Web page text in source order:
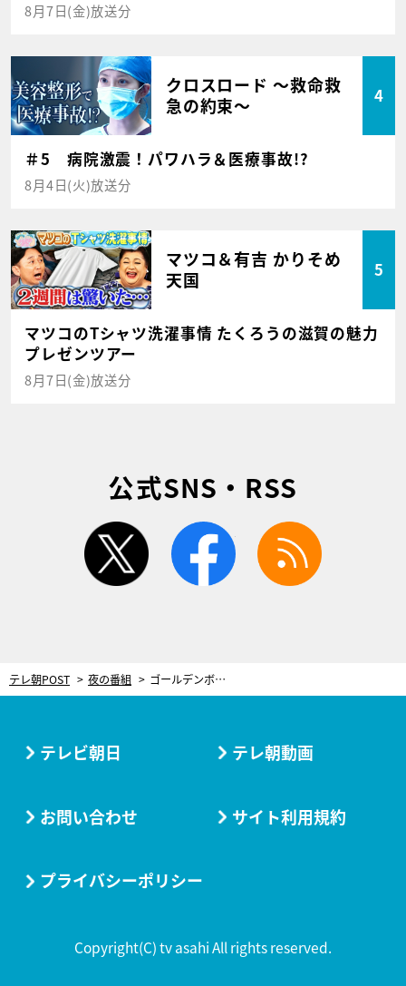
8月7日(金)放送分
クロスロード ～救命救
急の約束～
4
＃5 病院激震！パワハラ＆医療事故!?
8月4日(火)放送分
マツコ＆有吉 かりそめ
天国
5
マツコのTシャツ洗濯事情 たくろうの滋賀の魅力
プレゼンツアー
8月7日(金)放送分
公式SNS・RSS
twitter facebook
テレ朝POST 夜の番組 ゴールデンボンバー、Mステスーパーライブで初の生演奏決定！曲はもちろん『女々しくて』
テレビ朝日 テレ朝動画
お問い合わせ サイト利用規約
プライバシーポリシー
Copyright(C) tv asahi All rights reserved.